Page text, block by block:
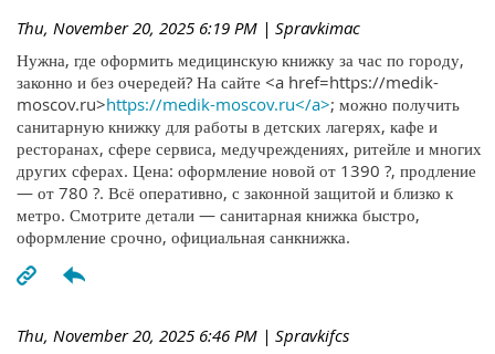
Thu, November 20, 2025 6:19 PM | Spravkimac
Нужна, где оформить медицинскую книжку за час по городу,
законно и без очередей? На сайте <a href=https://medik-
moscov.ru>https://medik-moscov.ru</a>; можно получить
санитарную книжку для работы в детских лагерях, кафе и
ресторанах, сфере сервиса, медучреждениях, ритейле и многих
других сферах. Цена: оформление новой от 1390 ?, продление
— от 780 ?. Всё оперативно, с законной защитой и близко к
метро. Смотрите детали — санитарная книжка быстро,
оформление срочно, официальная санкнижка.
Thu, November 20, 2025 6:46 PM | Spravkifcs